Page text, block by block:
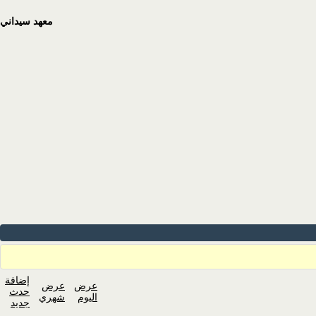
معهد سيداني
عرض
اليوم
عرض
شهري
إضافة
حدث
جديد